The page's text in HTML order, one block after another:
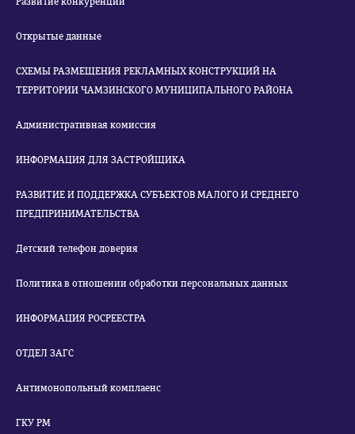
Открытые данные
СХЕМЫ РАЗМЕЩЕНИЯ РЕКЛАМНЫХ КОНСТРУКЦИЙ НА
ТЕРРИТОРИИ ЧАМЗИНСКОГО МУНИЦИПАЛЬНОГО РАЙОНА
Административная комиссия
ИНФОРМАЦИЯ ДЛЯ ЗАСТРОЙЩИКА
РАЗВИТИЕ И ПОДДЕРЖКА СУБЪЕКТОВ МАЛОГО И СРЕДНЕГО
ПРЕДПРИНИМАТЕЛЬСТВА
Детский телефон доверия
Политика в отношении обработки персональных данных
ИНФОРМАЦИЯ РОСРЕЕСТРА
ОТДЕЛ ЗАГС
Антимонопольный комплаенс
ГКУ РМ